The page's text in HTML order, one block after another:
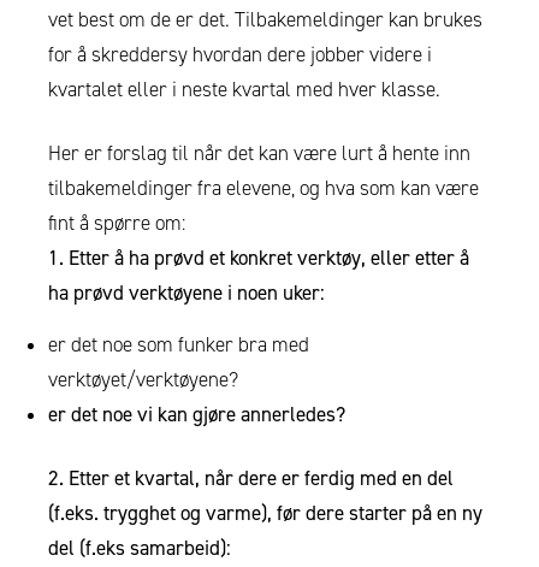
vet best om de er det. Tilbakemeldinger kan brukes
for å skreddersy hvordan dere jobber videre i
kvartalet eller i neste kvartal med hver klasse.
Her er forslag til når det kan være lurt å hente inn
tilbakemeldinger fra elevene, og hva som kan være
fint å spørre om:
1. Etter å ha prøvd et konkret verktøy, eller etter å
ha prøvd verktøyene i noen uker:
er det noe som funker bra med
verktøyet/verktøyene?
er det noe vi kan gjøre annerledes?
2. Etter et kvartal, når dere er ferdig med en del
(f.eks. trygghet og varme), før dere starter på en ny
del (f.eks samarbeid):